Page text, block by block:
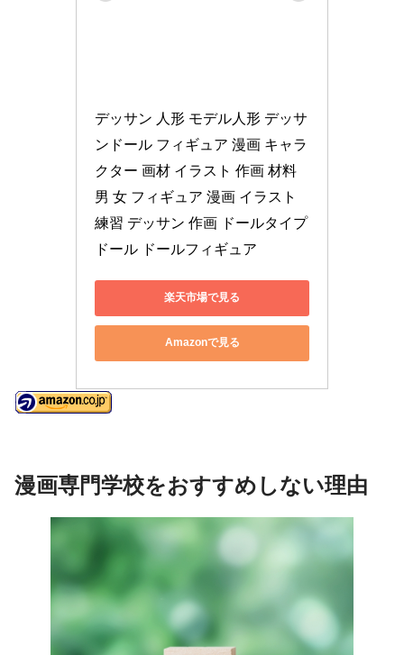
デッサン 人形 モデル人形 デッサ
ンドール フィギュア 漫画 キャラ
クター 画材 イラスト 作画 材料
男 女 フィギュア 漫画 イラスト
練習 デッサン 作画 ドールタイプ
ドール ドールフィギュア
楽天市場で見る
Amazonで見る
漫画専門学校をおすすめしない理由